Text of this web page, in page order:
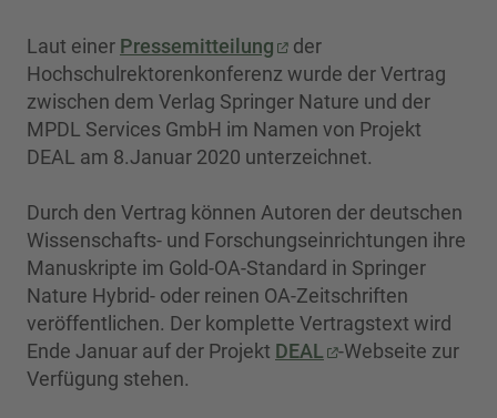
Laut einer Pressemitteilung
der
Hochschulrektorenkonferenz wurde der Vertrag
zwischen dem Verlag Springer Nature und der
MPDL Services GmbH im Namen von Projekt
DEAL am 8.Januar 2020 unterzeichnet.
Durch den Vertrag können Autoren der deutschen
Wissenschafts- und Forschungseinrichtungen ihre
Manuskripte im Gold-OA-Standard in Springer
Nature Hybrid- oder reinen OA-Zeitschriften
veröffentlichen. Der komplette Vertragstext wird
Ende Januar auf der Projekt DEAL
-Webseite zur
Verfügung stehen.